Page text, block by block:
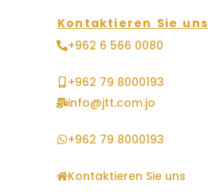
Kontaktieren Sie uns
+962 6 566 0080
+962 79 8000193
info@jtt.com.jo
+962 79 8000193
Kontaktieren Sie uns